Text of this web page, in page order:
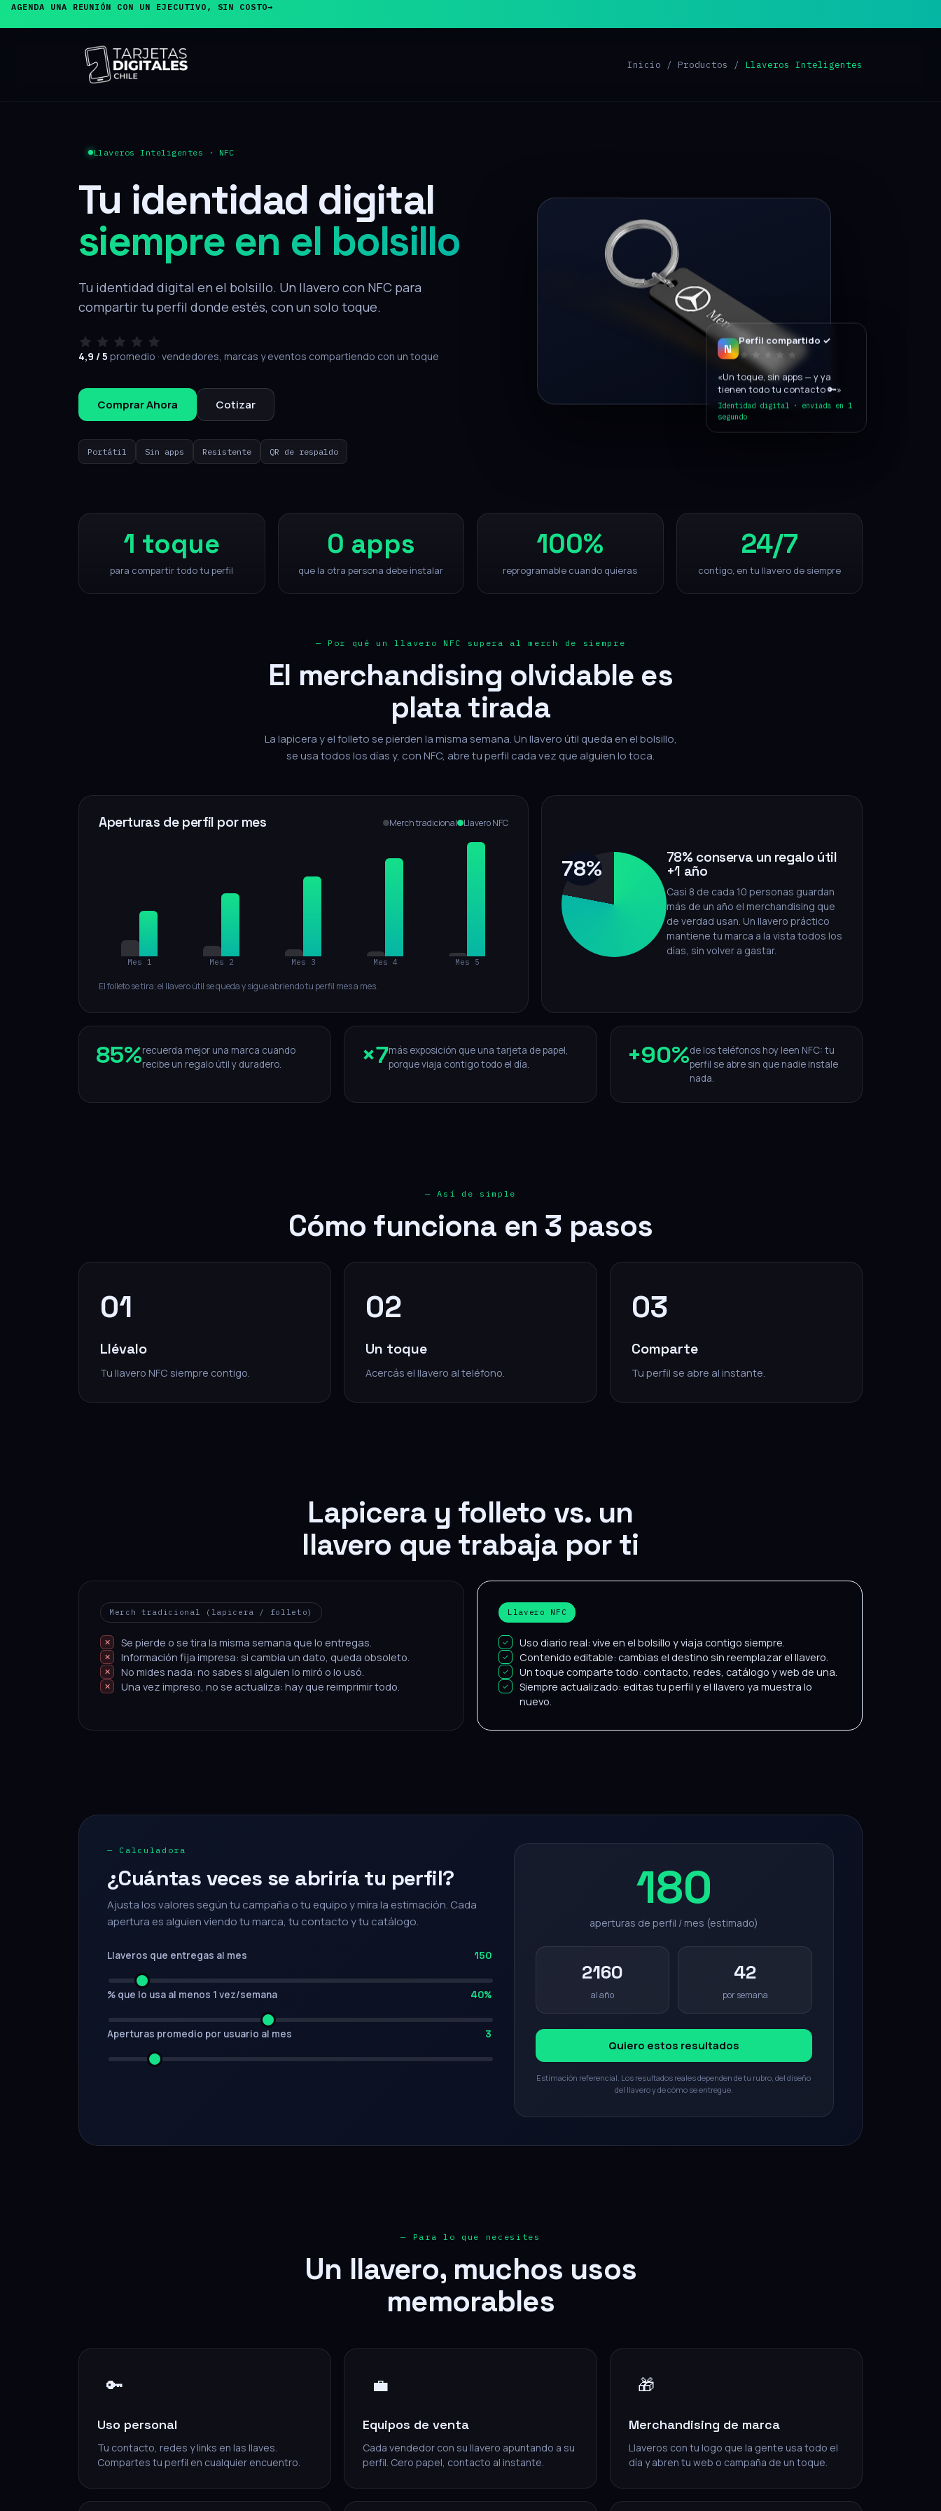
AGENDA UNA REUNIÓN CON UN EJECUTIVO, SIN COSTO→
Inicio / Productos / Llaveros Inteligentes
Llaveros Inteligentes · NFC
Tu identidad digital
siempre en el bolsillo
Tu identidad digital en el bolsillo. Un llavero con NFC para
compartir tu perfil donde estés, con un solo toque.
4,9 / 5 promedio · vendedores, marcas y eventos compartiendo con un toque
Comprar Ahora Cotizar
Portátil Sin apps Resistente QR de respaldo
N
Perfil compartido ✓
«Un toque, sin apps — y ya
tienen todo tu contacto 🔑»
segundo
1 toque
para compartir todo tu perfil
0 apps
que la otra persona debe instalar
100%
reprogramable cuando quieras
24/7
contigo, en tu llavero de siempre
— Por qué un llavero NFC supera al merch de siempre
El merchandising olvidable es
plata tirada
La lapicera y el folleto se pierden la misma semana. Un llavero útil queda en el bolsillo,
se usa todos los días y, con NFC, abre tu perfil cada vez que alguien lo toca.
Aperturas de perfil por mes Merch tradicional Llavero NFC
Mes 1 Mes 2 Mes 3 Mes 4 Mes 5
El folleto se tira; el llavero útil se queda y sigue abriendo tu perfil mes a mes.
78%
78% conserva un regalo útil
+1 año
Casi 8 de cada 10 personas guardan
más de un año el merchandising que
de verdad usan. Un llavero práctico
mantiene tu marca a la vista todos los
días, sin volver a gastar.
85%recuerda mejor una marca cuando
recibe un regalo útil y duradero.
×7más exposición que una tarjeta de papel,
porque viaja contigo todo el día.
+90%de los teléfonos hoy leen NFC: tu
perfil se abre sin que nadie instale
nada.
— Así de simple
Cómo funciona en 3 pasos
01
Llévalo
Tu llavero NFC siempre contigo.
02
Un toque
Acercás el llavero al teléfono.
03
Comparte
Tu perfil se abre al instante.
Lapicera y folleto vs. un
llavero que trabaja por ti
Merch tradicional (lapicera / folleto)
Se pierde o se tira la misma semana que lo entregas.
Información fija impresa: si cambia un dato, queda obsoleto.
No mides nada: no sabes si alguien lo miró o lo usó.
Una vez impreso, no se actualiza: hay que reimprimir todo.
Llavero NFC
Uso diario real: vive en el bolsillo y viaja contigo siempre.
Contenido editable: cambias el destino sin reemplazar el llavero.
Un toque comparte todo: contacto, redes, catálogo y web de una.
Siempre actualizado: editas tu perfil y el llavero ya muestra lo
nuevo.
— Calculadora
¿Cuántas veces se abriría tu perfil?
Ajusta los valores según tu campaña o tu equipo y mira la estimación. Cada
apertura es alguien viendo tu marca, tu contacto y tu catálogo.
Llaveros que entregas al mes 150
% que lo usa al menos 1 vez/semana 40%
Aperturas promedio por usuario al mes 3
180
aperturas de perfil / mes (estimado)
2160
al año
42
por semana
Quiero estos resultados
Estimación referencial. Los resultados reales dependen de tu rubro, del diseño
del llavero y de cómo se entregue.
— Para lo que necesites
Un llavero, muchos usos
memorables
🔑
Uso personal
Tu contacto, redes y links en las llaves.
Compartes tu perfil en cualquier encuentro.
💼
Equipos de venta
Cada vendedor con su llavero apuntando a su
perfil. Cero papel, contacto al instante.
🎁
Merchandising de marca
Llaveros con tu logo que la gente usa todo el
día y abren tu web o campaña de un toque.